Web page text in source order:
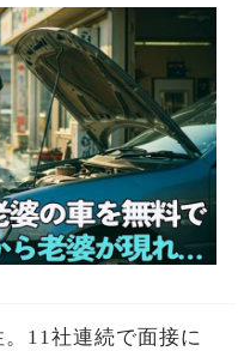
11社連続で面接に